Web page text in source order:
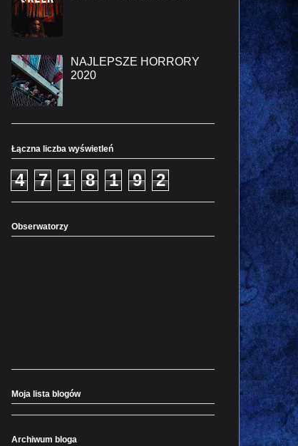
NAJLEPSZE HORRORY
2020
Łączna liczba wyświetleń
4 7 1 8 1 9 2
Obserwatorzy
Moja lista blogów
Archiwum bloga